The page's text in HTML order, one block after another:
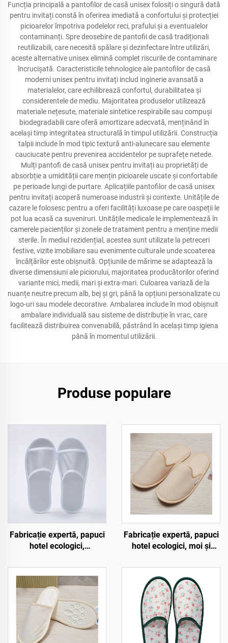
Funcția principală a pantofilor de casă unisex folosiți o singură dată
pentru invitați constă în oferirea imediată a confortului și protecției
picioarelor împotriva podelelor reci, prafului și a eventualelor
contaminanți. Spre deosebire de pantofii de casă tradiționali
reutilizabili, care necesită spălare și dezinfectare între utilizări,
aceste alternative unisex elimină complet riscurile de contaminare
încrucișată. Caracteristicile tehnologice ale pantofilor de casă
moderni unisex pentru invitați includ inginerie avansată a
materialelor, care echilibrează confortul, durabilitatea și
considerentele de mediu. Majoritatea produselor utilizează
materiale nețesute, materiale sintetice respirabile sau compuși
biodegradabili care oferă amortizare adecvată, menținând în
același timp integritatea structurală în timpul utilizării. Construcția
talpii include în mod tipic textură anti-alunecare sau elemente
cauciucate pentru prevenirea accidentelor pe suprafețe netede.
Mulți pantofi de casă unisex pentru invitați au proprietăți de
absorbție a umidității care mențin picioarele uscate și confortabile
pe perioade lungi de purtare. Aplicațiile pantofilor de casă unisex
pentru invitați acoperă numeroase industrii și contexte. Unitățile de
cazare le folosesc pentru a oferi facilități luxoase pe care oaspeții le
pot lua acasă ca suveniruri. Unitățile medicale le implementează în
camerele pacienților și zonele de tratament pentru a menține medii
sterile. În mediul rezidențial, acestea sunt utilizate la petreceri
festive, vizite imobiliare sau evenimente culturale unde scoaterea
încălțărilor este obișnuită. Opțiunile de mărime se adaptează la
diverse dimensiuni ale piciorului, majoritatea producătorilor oferind
variante mici, medii, mari și extra-mari. Culoarea variază de la
nuanțe neutre precum alb, bej și gri, până la opțiuni personalizate cu
logo-uri sau modele decorative. Ambalarea include în mod obișnuit
ambalare individuală sau sisteme de distribuție în vrac, care
facilitează distribuirea convenabilă, păstrând în același timp igiena
până în momentul utilizării.
Produse populare
Fabricație expertă, papuci
hotel ecologici,
deschis, transpirabili,
pentru hotel și companii
aeriene
Fabricație expertă, papuci
hotel ecologici, moi și
biodegradabili, pentru
oaspeți, spa și companii
aeriene